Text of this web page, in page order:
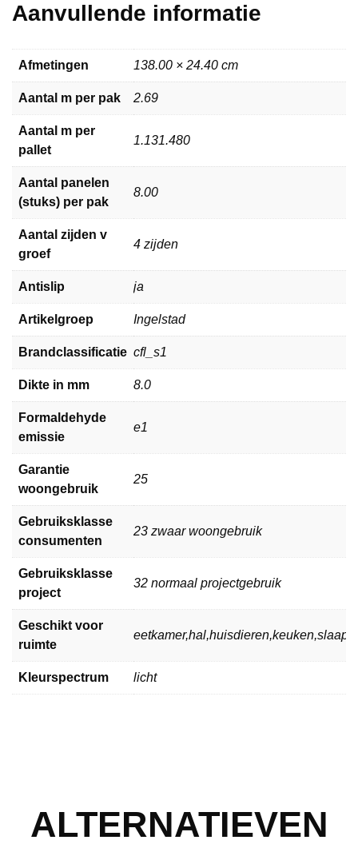
Aanvullende informatie
Afmetingen 138.00 × 24.40 cm
Aantal m per pak 2.69
Aantal m per
pallet
1.131.480
Aantal panelen
(stuks) per pak
8.00
Aantal zijden v
groef
4 zijden
Antislip ja
Artikelgroep Ingelstad
Brandclassificatie cfl_s1
Dikte in mm 8.0
Formaldehyde
emissie
e1
Garantie
woongebruik
25
Gebruiksklasse
consumenten
23 zwaar woongebruik
Gebruiksklasse
project
32 normaal projectgebruik
Geschikt voor
ruimte
Kleurspectrum licht
ALTERNATIEVEN